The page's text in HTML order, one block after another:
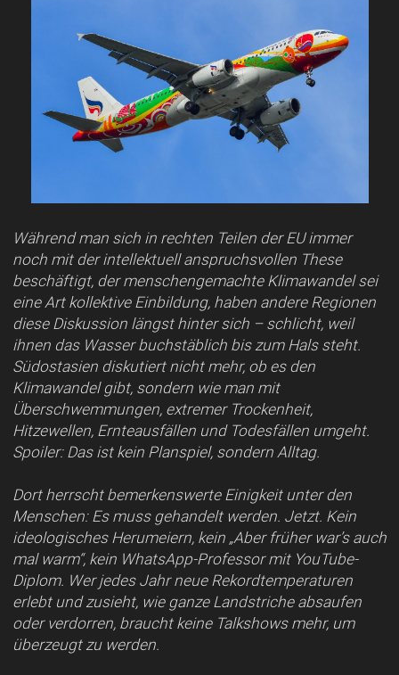
Während man sich in rechten Teilen der EU immer
noch mit der intellektuell anspruchsvollen These
beschäftigt, der menschengemachte Klimawandel sei
eine Art kollektive Einbildung, haben andere Regionen
diese Diskussion längst hinter sich – schlicht, weil
ihnen das Wasser buchstäblich bis zum Hals steht.
Südostasien diskutiert nicht mehr, ob es den
Klimawandel gibt, sondern wie man mit
Überschwemmungen, extremer Trockenheit,
Hitzewellen, Ernteausfällen und Todesfällen umgeht.
Spoiler: Das ist kein Planspiel, sondern Alltag.
Dort herrscht bemerkenswerte Einigkeit unter den
Menschen: Es muss gehandelt werden. Jetzt. Kein
ideologisches Herumeiern, kein „Aber früher war’s auch
mal warm“, kein WhatsApp-Professor mit YouTube-
Diplom. Wer jedes Jahr neue Rekordtemperaturen
erlebt und zusieht, wie ganze Landstriche absaufen
oder verdorren, braucht keine Talkshows mehr, um
überzeugt zu werden.